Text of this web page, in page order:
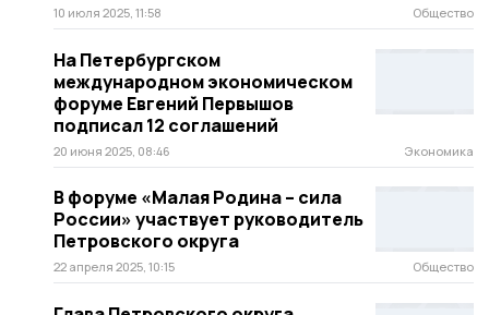
10 июля 2025, 11:58 Общество
На Петербургском
международном экономическом
форуме Евгений Первышов
подписал 12 соглашений
20 июня 2025, 08:46 Экономика
В форуме «Малая Родина – сила
России» участвует руководитель
Петровского округа
22 апреля 2025, 10:15 Общество